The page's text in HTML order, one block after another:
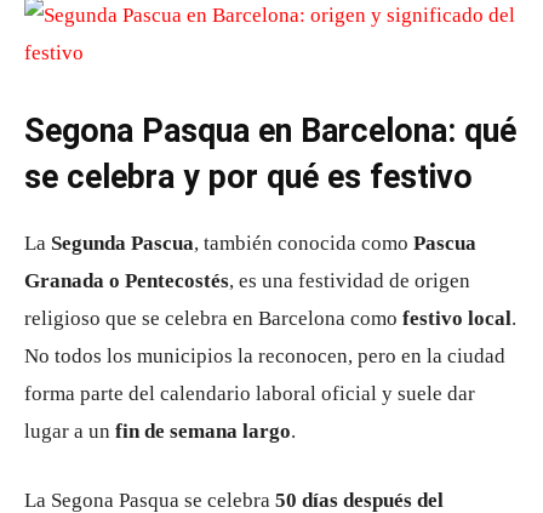
Segona Pasqua en Barcelona: qué
se celebra y por qué es festivo
La Segunda Pascua, también conocida como Pascua
Granada o Pentecostés, es una festividad de origen
religioso que se celebra en Barcelona como festivo local.
No todos los municipios la reconocen, pero en la ciudad
forma parte del calendario laboral oficial y suele dar
lugar a un fin de semana largo.
La Segona Pasqua se celebra 50 días después del